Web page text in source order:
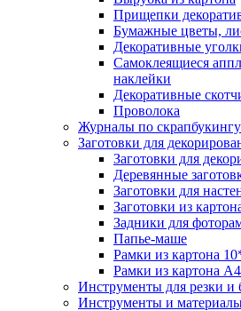
Прищепки
Бумажные цветы,
Декоративные
Самоклеящиеся
наклейки
Декоративные
Проволока
Журналы по скрапбукингу
Заготовки для
Заготовки для
Деревянные
Заготовки для
Заготовки из
Задники для
Папье-маше
Рамки из картона
Рамки из картона А4
Инструменты для резки и
Инструменты и